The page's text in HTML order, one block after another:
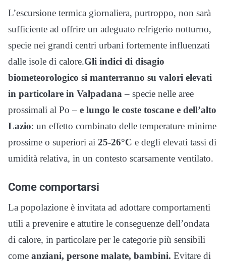
L’escursione termica giornaliera, purtroppo, non sarà
sufficiente ad offrire un adeguato refrigerio notturno,
specie nei grandi centri urbani fortemente influenzati
dalle isole di calore.Gli indici di disagio
biometeorologico si manterranno su valori elevati
in particolare in Valpadana – specie nelle aree
prossimali al Po – e lungo le coste toscane e dell’alto
Lazio: un effetto combinato delle temperature minime
prossime o superiori ai 25-26°C e degli elevati tassi di
umidità relativa, in un contesto scarsamente ventilato.
Come comportarsi
La popolazione è invitata ad adottare comportamenti
utili a prevenire e attutire le conseguenze dell’ondata
di calore, in particolare per le categorie più sensibili
come anziani, persone malate, bambini. Evitare di